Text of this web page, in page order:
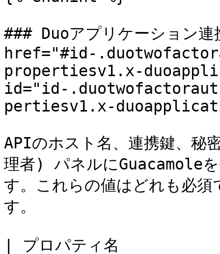
### Duoアプリケーション
href="#id-
propertiesv1.x-
id="id-
pertiesv1.x-
APIのホスト名、連携鍵、
理者) パネルにGuacamole
す。これらの値はどれも必
す。
| プロパティ名